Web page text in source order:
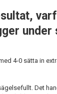
under
4-0 sätta in
Det